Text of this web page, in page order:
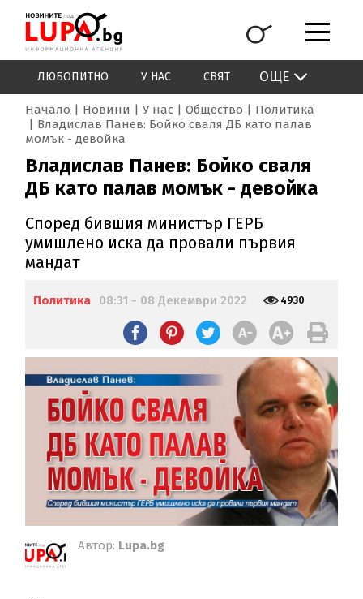
ЛЮБОПИТНО У НАС СВЯТ ОЩЕ
Начало Новини У нас Общество
Политика
Владислав Панев: Бойко сваля ДБ като палав
момък - девойка
Владислав Панев: Бойко сваля
ДБ като палав момък - девойка
Според бившия министър ГЕРБ
умишлено иска да провали първия
мандат
Политика 08:31 - 08 Декември 2022 4930
Автор: Lupa.bg